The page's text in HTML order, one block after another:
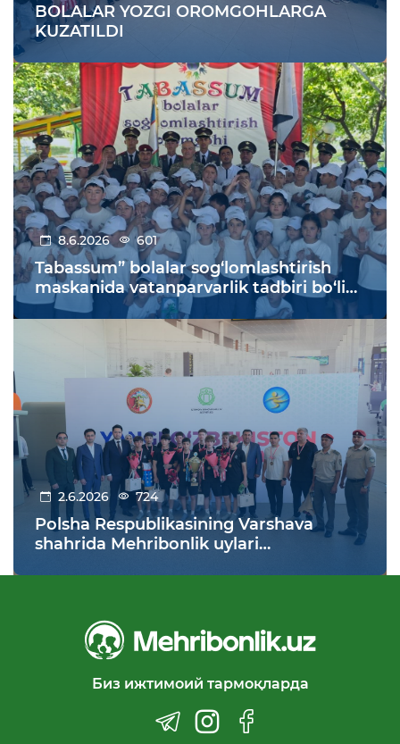
BOLALAR YOZGI OROMGOHLARGA
KUZATILDI
8.6.2026 601
Tabassum” bolalar sog‘lomlashtirish
maskanida vatanparvarlik tadbiri bo‘lib
o‘tdi
2.6.2026 724
Polsha Respublikasining Varshava
shahrida Mehribonlik uylari
Биз ижтимоий тармоқларда